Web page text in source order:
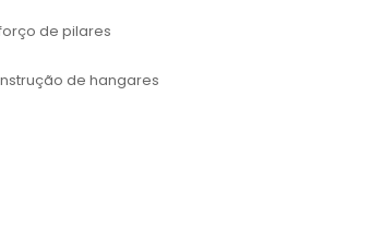
de pilares
de hangares